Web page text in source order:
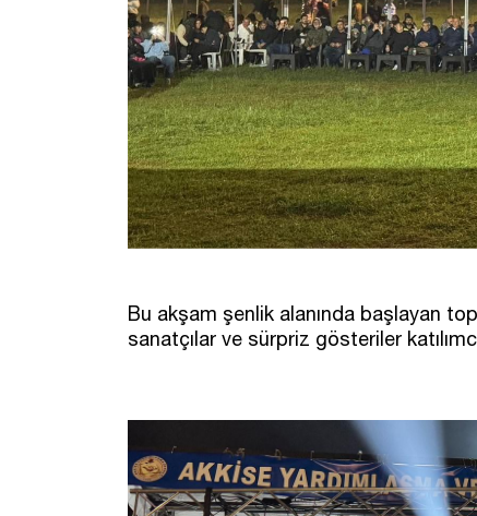
Bu akşam şenlik alanında başlayan
sanatçılar ve sürpriz gösteriler